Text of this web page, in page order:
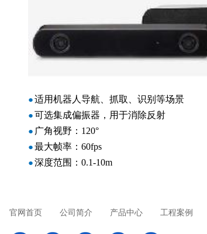
●适用机器人导航、抓取、识别等场景
●可选集成偏振器，用于消除反射
● 广角视野： 120°
●最大帧率： 60fps
●深度范围： 0.1-10m
官网首页 公司简介 产品中心 工程案例